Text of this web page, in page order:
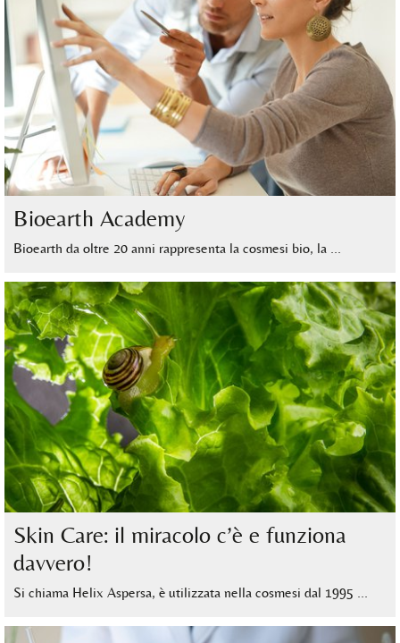
Bioearth Academy
Bioearth da oltre 20 anni rappresenta la cosmesi bio, la …
Skin Care: il miracolo c’è e funziona
davvero!
Si chiama Helix Aspersa, è utilizzata nella cosmesi dal 1995 …